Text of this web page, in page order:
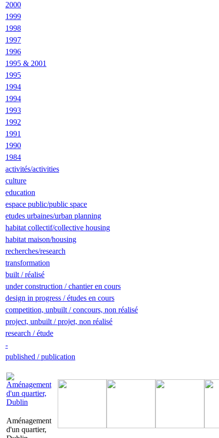
2000
1999
1998
1997
1996
1995 & 2001
1995
1994
1994
1993
1992
1991
1990
1984
activités/activities
culture
education
espace public/public space
etudes urbaines/urban planning
habitat collectif/collective housing
habitat maison/housing
recherches/research
transformation
built / réalisé
under construction / chantier en cours
design in progress / études en cours
competition, unbuilt / concours, non réalisé
project, unbuilt / projet, non réalisé
research / étude
-
published / publication
Aménagement
d'un quartier,